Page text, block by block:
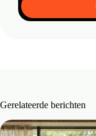
Gerelateerde berichten